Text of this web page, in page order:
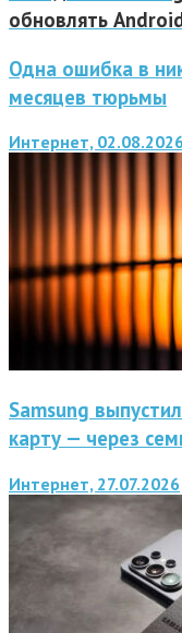
обновлять
Одна ошибка в
месяцев тюрьмы
Интернет, 02.08.2026
Samsung
карту — через
Интернет, 27.07.2026